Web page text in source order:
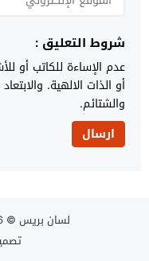
شروط التعليق :
عدم الإساءة للكاتب أو
أو الذات الالهية.
والشتائم.
لسان بريس © 2026 جميع الحقوق محفوظة.